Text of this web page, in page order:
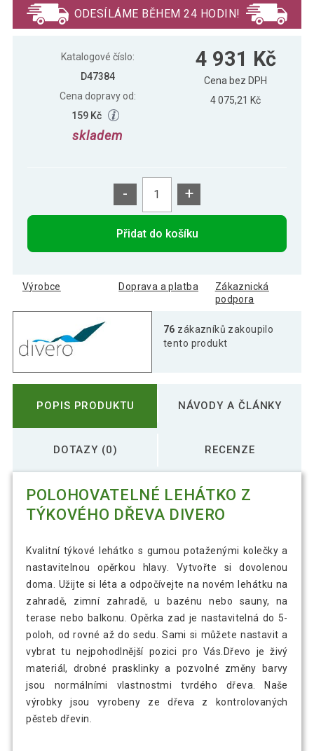
ODESÍLÁME BĚHEM 24 HODIN!
Katalogové číslo:
D47384
Cena dopravy od:
159 Kč
skladem
4 931 Kč
Cena bez DPH
4 075,21 Kč
- +
Přidat do košíku
Výrobce Doprava a platba
Zákaznická
podpora
76 zákazníků zakoupilo
tento produkt
POPIS PRODUKTU NÁVODY A ČLÁNKY
DOTAZY (0) RECENZE
POLOHOVATELNÉ LEHÁTKO Z
TÝKOVÉHO DŘEVA DIVERO
Kvalitní týkové lehátko s gumou potaženými kolečky a
nastavitelnou opěrkou hlavy. Vytvořte si dovolenou
doma. Užijte si léta a odpočívejte na novém lehátku na
zahradě, zimní zahradě, u bazénu nebo sauny, na
terase nebo balkonu. Opěrka zad je nastavitelná do 5-
poloh, od rovné až do sedu. Sami si můžete nastavit a
vybrat tu nejpohodlnější pozici pro Vás.Dřevo je živý
materiál, drobné prasklinky a pozvolné změny barvy
jsou normálními vlastnostmi tvrdého dřeva. Naše
výrobky jsou vyrobeny ze dřeva z kontrolovaných
pěsteb dřevin.